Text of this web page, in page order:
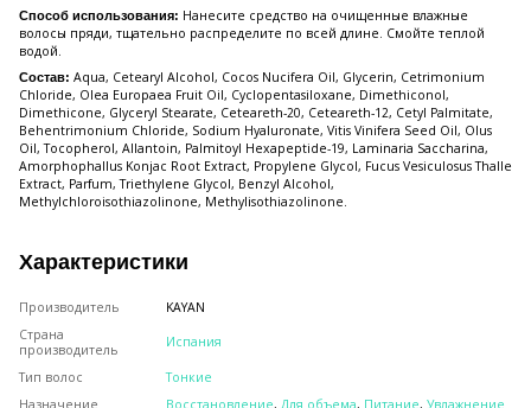
Способ использования: Нанесите средство на очищенные влажные
волосы пряди, тщательно распределите по всей длине. Смойте теплой
водой.
Состав: Aqua, Cetearyl Alcohol, Cocos Nucifera Oil, Glycerin, Cetrimonium
Chloride, Olea Europaea Fruit Oil, Cyclopentasiloxane, Dimethiconol,
Dimethicone, Glyceryl Stearate, Ceteareth-20, Ceteareth-12, Cetyl Palmitate,
Behentrimonium Chloride, Sodium Hyaluronate, Vitis Vinifera Seed Oil, Olus
Oil, Tocopherol, Allantoin, Palmitoyl Hexapeptide-19, Laminaria Saccharina,
Amorphophallus Konjac Root Extract, Propylene Glycol, Fucus Vesiculosus Thalle
Extract, Parfum, Triethylene Glycol, Benzyl Alcohol,
Methylchloroisothiazolinone, Methylisothiazolinone.
Характеристики
Производитель
KAYAN
Страна
производитель
Испания
Тип волос
Тонкие